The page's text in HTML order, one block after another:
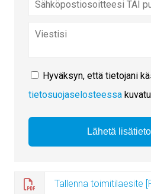
Hyväksyn, että tietojani
tietosuojaselosteessa
Tallenna toimitilaesite